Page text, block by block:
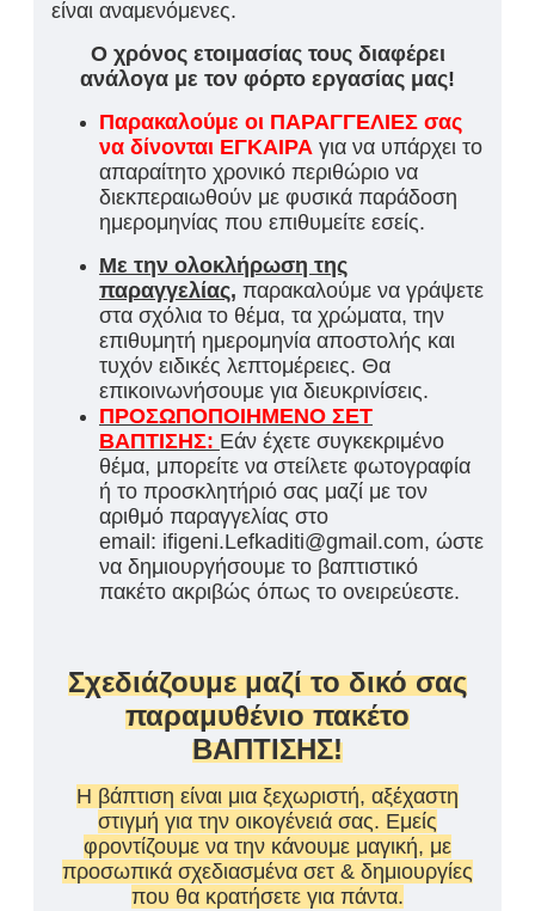
είναι αναμενόμενες.
Ο χρόνος ετοιμασίας τους διαφέρει
ανάλογα με τον φόρτο εργασίας μας!
Παρακαλούμε οι ΠΑΡΑΓΓΕΛΙΕΣ σας
να δίνονται ΕΓΚΑΙΡΑ για να υπάρχει το
απαραίτητο χρονικό περιθώριο να
διεκπεραιωθούν με φυσικά παράδοση
ημερομηνίας που επιθυμείτε εσείς.
Με την ολοκλήρωση της
παραγγελίας, παρακαλούμε να γράψετε
στα σχόλια το θέμα, τα χρώματα, την
επιθυμητή ημερομηνία αποστολής και
τυχόν ειδικές λεπτομέρειες. Θα
επικοινωνήσουμε για διευκρινίσεις.
ΠΡΟΣΩΠΟΠΟΙΗΜΕΝΟ ΣΕΤ
ΒΑΠΤΙΣΗΣ: Εάν έχετε συγκεκριμένο
θέμα, μπορείτε να στείλετε φωτογραφία
ή το προσκλητήριό σας μαζί με τον
αριθμό παραγγελίας στο
email: ifigeni.Lefkaditi@gmail.com, ώστε
να δημιουργήσουμε το βαπτιστικό
πακέτο ακριβώς όπως το ονειρεύεστε.
Σχεδιάζουμε μαζί το δικό σας
παραμυθένιο πακέτο
ΒΑΠΤΙΣΗΣ!
Η βάπτιση είναι μια ξεχωριστή, αξέχαστη
στιγμή για την οικογένειά σας. Εμείς
φροντίζουμε να την κάνουμε μαγική, με
προσωπικά σχεδιασμένα σετ & δημιουργίες
που θα κρατήσετε για πάντα.